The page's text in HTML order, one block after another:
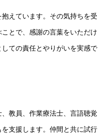
えています。その気持ちを受
とで、感謝の言葉をいただけ
ての責任とやりがいを実感で
教員、作業療法士、言語聴覚
支援します。仲間と共に試行